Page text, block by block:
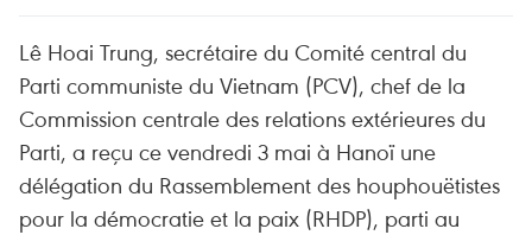
Lê Hoai Trung, secrétaire du Comité central du
Parti communiste du Vietnam (PCV), chef de la
Commission centrale des relations extérieures du
Parti, a reçu ce vendredi 3 mai à Hanoï une
délégation du Rassemblement des houphouëtistes
pour la démocratie et la paix (RHDP), parti au